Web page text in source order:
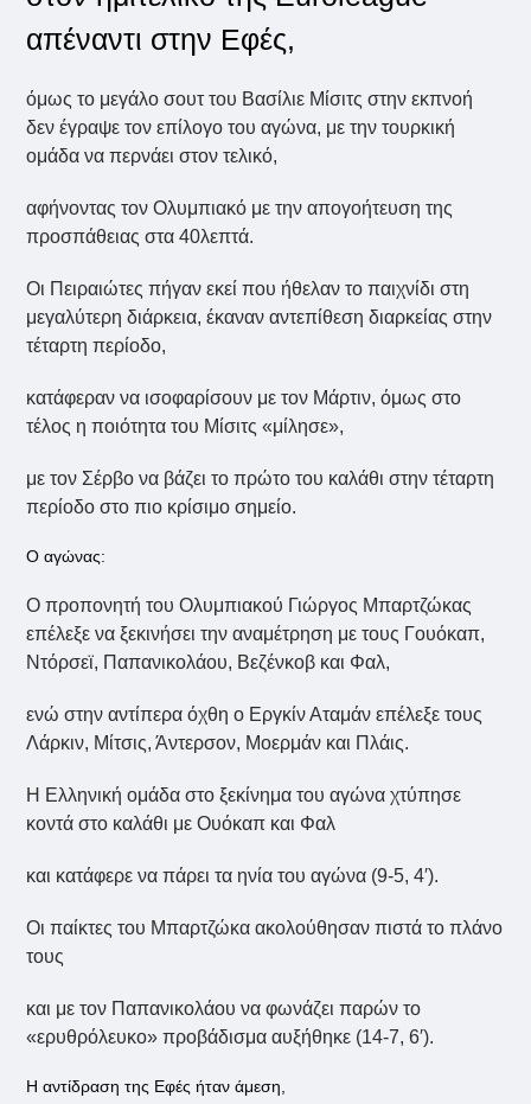
απέναντι στην Εφές,
όμως το μεγάλο σουτ του Βασίλιε Μίσιτς στην εκπνοή
δεν έγραψε τον επίλογο του αγώνα, με την τουρκική
ομάδα να περνάει στον τελικό,
αφήνοντας τον Ολυμπιακό με την απογοήτευση της
προσπάθειας στα 40λεπτά.
Οι Πειραιώτες πήγαν εκεί που ήθελαν το παιχνίδι στη
μεγαλύτερη διάρκεια, έκαναν αντεπίθεση διαρκείας στην
τέταρτη περίοδο,
κατάφεραν να ισοφαρίσουν με τον Μάρτιν, όμως στο
τέλος η ποιότητα του Μίσιτς «μίλησε»,
με τον Σέρβο να βάζει το πρώτο του καλάθι στην τέταρτη
περίοδο στο πιο κρίσιμο σημείο.
Ο αγώνας:
Ο προπονητή του Ολυμπιακού Γιώργος Μπαρτζώκας
επέλεξε να ξεκινήσει την αναμέτρηση με τους Γουόκαπ,
Ντόρσεϊ, Παπανικολάου, Βεζένκοβ και Φαλ,
ενώ στην αντίπερα όχθη ο Εργκίν Αταμάν επέλεξε τους
Λάρκιν, Μίτσις, Άντερσον, Μοερμάν και Πλάις.
Η Ελληνική ομάδα στο ξεκίνημα του αγώνα χτύπησε
κοντά στο καλάθι με Ουόκαπ και Φαλ
και κατάφερε να πάρει τα ηνία του αγώνα (9-5, 4′).
Οι παίκτες του Μπαρτζώκα ακολούθησαν πιστά το πλάνο
τους
και με τον Παπανικολάου να φωνάζει παρών το
«ερυθρόλευκο» προβάδισμα αυξήθηκε (14-7, 6′).
Η αντίδραση της Εφές ήταν άμεση,